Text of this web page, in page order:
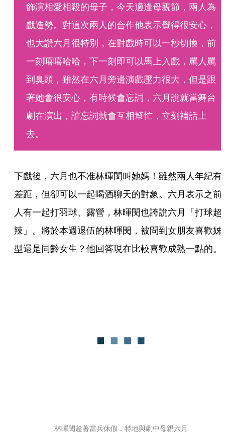
飾演相愛相殺的母子，今天適逢母親節，兩人為
戲造勢。對這次兩人的合作他表示覺得很安心，
也大讚六月很特別，在對戲時可以一秒切換，前
一刻嘻嘻哈哈，下一刻即可以馬上入戲，罵人罵
到臭頭，雖然在六月旁邊演戲壓力很大，但是跟
著她會很安心，有時候會忘詞，六月說就當舞台
劇在演出，誰忘詞就會互相幫忙，立刻補話上
去。
下戲後，六月也不准林暉閔叫她媽！雖然兩人年紀有
差距，但卻可以一起喝酒聊天的對象。六月表示之前
人有一起打羽球、露營，林暉閔也誇說六月「打球超
辣」。將於本週退伍的林暉閔，被問到女朋友喜歡姊
型還是同齡女生？他回答現在比較喜歡成熟一點的。
林暉閔趁著當兵休假，特地與劇中母親六月